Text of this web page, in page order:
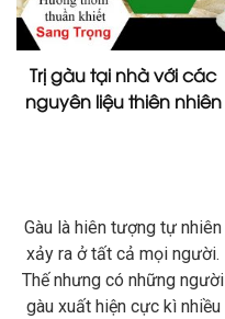
Trị gàu tại nhà với các
nguyên liệu thiên nhiên
Gàu là hiên tượng tự nhiên
xảy ra ở tất cả mọi người.
Thế nhưng có những người
gàu xuất hiện cực kì nhiều